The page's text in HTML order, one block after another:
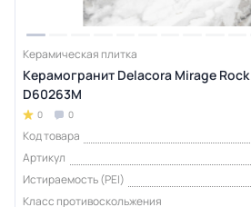
Керамическая плитка
Керамогранит Delacora Mirage
D60263M
0 0
Код товара
Артикул
Истираемость (PEI)
Класс противоскольжения